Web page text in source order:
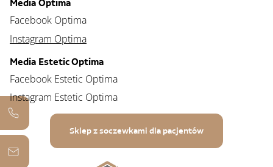
Media Optima
Facebook Optima
Instagram Optima
Media Estetic Optima
Facebook Estetic Optima
Instagram Estetic Optima
Sklep z soczewkami dla pacjentów